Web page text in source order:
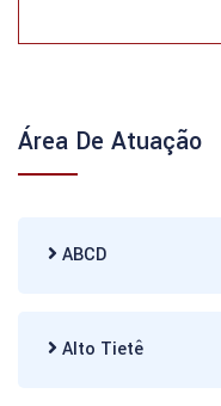
Área De Atuação
ABCD
Alto Tietê